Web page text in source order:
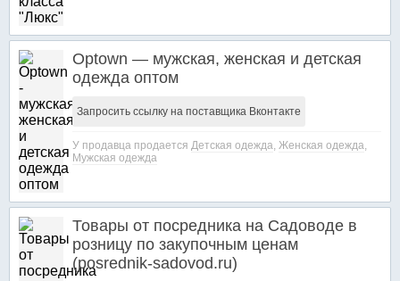
Optown — мужская, женская и детская
одежда оптом
Запросить ссылку на поставщика Вконтакте
У продавца продается Детская одежда, Женская одежда,
Мужская одежда
Товары от посредника на Садоводе в
розницу по закупочным ценам
(posrednik-sadovod.ru)